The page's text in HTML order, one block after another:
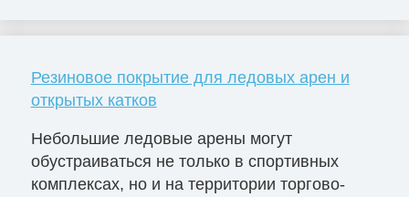
Резиновое покрытие для ледовых арен и
открытых катков
Небольшие ледовые арены могут
обустраиваться не только в спортивных
комплексах, но и на территории торгово-